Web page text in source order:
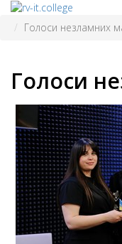
Голоси незламних
Голоси